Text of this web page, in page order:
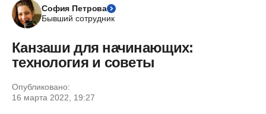
София Петрова
Бывший сотрудник
Канзаши для начинающих:
технология и советы
Опубликовано:
16 марта 2022, 19:27